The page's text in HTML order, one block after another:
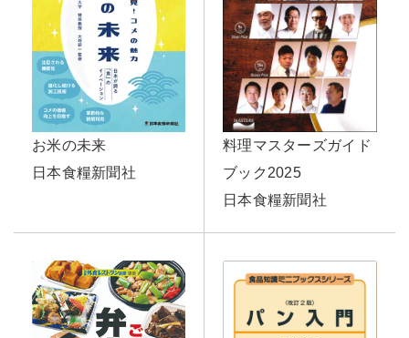
お米の未来
日本食糧新聞社
料理マスターズガイド
ブック2025
日本食糧新聞社